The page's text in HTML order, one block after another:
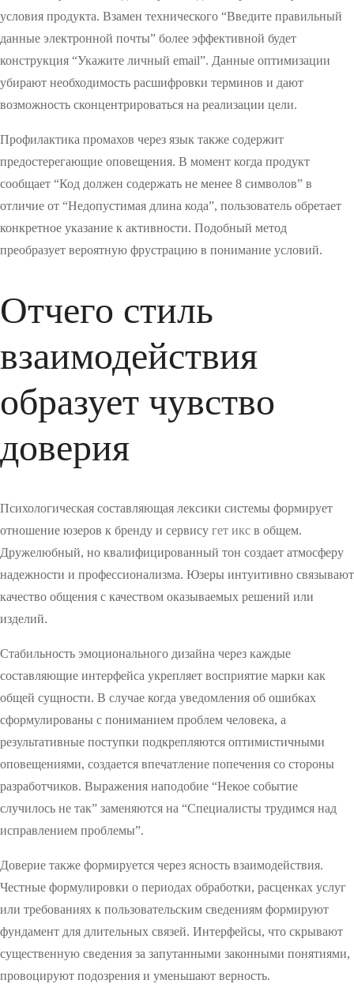
условия продукта. Взамен технического “Введите правильный
данные электронной почты” более эффективной будет
конструкция “Укажите личный email”. Данные оптимизации
убирают необходимость расшифровки терминов и дают
возможность сконцентрироваться на реализации цели.
Профилактика промахов через язык также содержит
предостерегающие оповещения. В момент когда продукт
сообщает “Код должен содержать не менее 8 символов” в
отличие от “Недопустимая длина кода”, пользователь обретает
конкретное указание к активности. Подобный метод
преобразует вероятную фрустрацию в понимание условий.
Отчего стиль
взаимодействия
образует чувство
доверия
Психологическая составляющая лексики системы формирует
отношение юзеров к бренду и сервису гет икс в общем.
Дружелюбный, но квалифицированный тон создает атмосферу
надежности и профессионализма. Юзеры интуитивно связывают
качество общения с качеством оказываемых решений или
изделий.
Стабильность эмоционального дизайна через каждые
составляющие интерфейса укрепляет восприятие марки как
общей сущности. В случае когда уведомления об ошибках
сформулированы с пониманием проблем человека, а
результативные поступки подкрепляются оптимистичными
оповещениями, создается впечатление попечения со стороны
разработчиков. Выражения наподобие “Некое событие
случилось не так” заменяются на “Специалисты трудимся над
исправлением проблемы”.
Доверие также формируется через ясность взаимодействия.
Честные формулировки о периодах обработки, расценках услуг
или требованиях к пользовательским сведениям формируют
фундамент для длительных связей. Интерфейсы, что скрывают
существенную сведения за запутанными законными понятиями,
провоцируют подозрения и уменьшают верность.